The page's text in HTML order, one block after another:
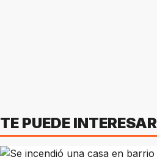
TE PUEDE INTERESAR